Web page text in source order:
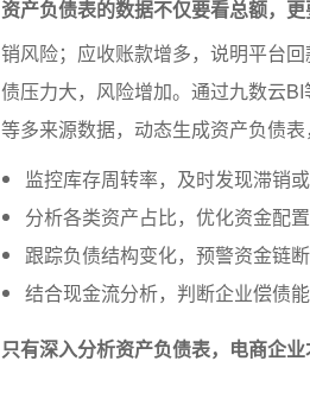
资产负债表的数据不仅要看总额，更
销风险；应收账款增多，说明平台
债压力大，风险增加。通过九数云
等多来源数据，动态生成资产负债表
监控库存周转率，及时发现滞销或
分析各类资产占比，优化资金配
跟踪负债结构变化，预警资金链断
结合现金流分析，判断企业偿债能
只有深入分析资产负债表，电商企